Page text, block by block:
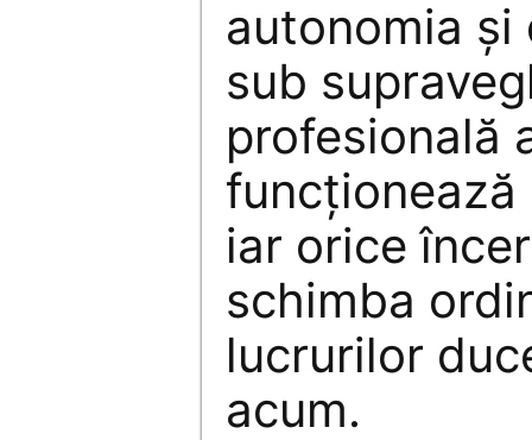
autonomia
sub
profesională
iar orice
schimba
lucrurilor
acum.